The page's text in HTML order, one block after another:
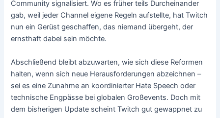
Community signalisiert. Wo es früher teils Durcheinander
gab, weil jeder Channel eigene Regeln aufstellte, hat Twitch
nun ein Gerüst geschaffen, das niemand übergeht, der
ernsthaft dabei sein möchte.
Abschließend bleibt abzuwarten, wie sich diese Reformen
halten, wenn sich neue Herausforderungen abzeichnen –
sei es eine Zunahme an koordinierter Hate Speech oder
technische Engpässe bei globalen Großevents. Doch mit
dem bisherigen Update scheint Twitch gut gewappnet zu